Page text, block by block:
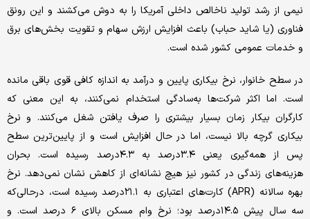
نیمی از رشد تولید ناخالص داخلی آمریکا را به دوش می‌کشند و این رونق
فناوری (یا شاید حباب) باعث افزایش ارزش سهام و تقویت بخش‌های برق
و خدمات عمومی کشور شده است.
در سطح خانوار، نرخ بیکاری پایین و درآمد به اندازه کافی قوی باقی مانده
است. اما اکثر شرکت‌ها به‌سادگی استخدام نمی‌کنند، به این معنی که
کارگران بیکار زمان بسیار بیشتری را صرف یافتن شغل می‌کنند. و نرخ
بیکاری گرچه بالا نیست، اما در حال افزایش است و از پایین‌ترین سطح
پس از همه‌گیری یعنی ۳.۴درصد به ۴.۳درصد رسیده است. بحران
هزینه‌های زندگی در کشور نیز هیچ نشانه‌ای از کاهش نشان نمی‌دهد. نرخ
بهره سالانه (APR) کارت‌های اعتباری به ۲۱.۱درصد رسیده است، درحالی‌که
سه سال پیش ۱۴.۵درصد بود؛ نرخ وام مسکن بالای ۶ درصد است. و